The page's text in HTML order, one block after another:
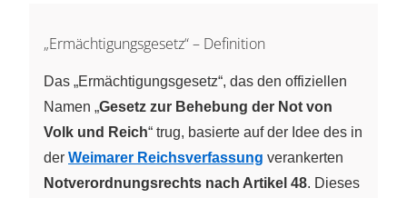
„Ermächtigungsgesetz“ – Definition
Das „Ermächtigungsgesetz“, das den offiziellen
Namen „Gesetz zur Behebung der Not von
Volk und Reich“ trug, basierte auf der Idee des in
der Weimarer Reichsverfassung verankerten
Notverordnungsrechts nach Artikel 48. Dieses